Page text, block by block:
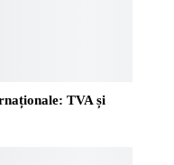
TVA și